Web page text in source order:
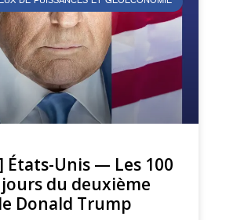
États-Unis — Les 100
du deuxième
Donald Trump